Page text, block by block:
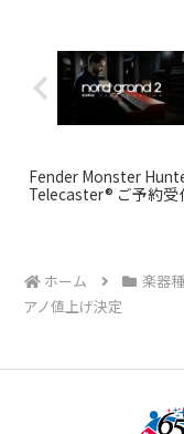
Fender Monster
Telecaster® ご予約受
ホーム 楽器
アノ値上げ決定